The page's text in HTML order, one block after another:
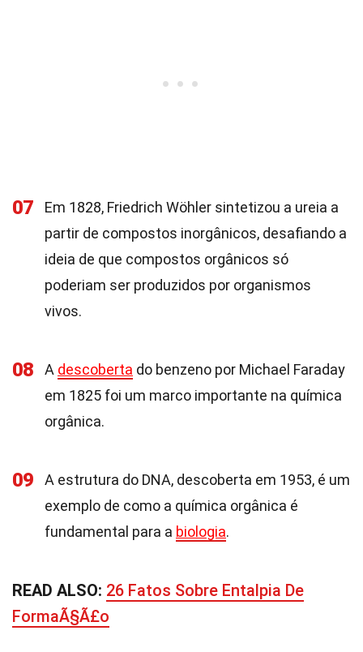
07
Em 1828, Friedrich Wöhler sintetizou a ureia a
partir de compostos inorgânicos, desafiando a
ideia de que compostos orgânicos só
poderiam ser produzidos por organismos
vivos.
08 A descoberta do benzeno por Michael Faraday
em 1825 foi um marco importante na química
orgânica.
09
A estrutura do DNA, descoberta em 1953, é um
exemplo de como a química orgânica é
fundamental para a biologia.
READ ALSO: 26 Fatos Sobre Entalpia De
FormaÃ§Ã£o